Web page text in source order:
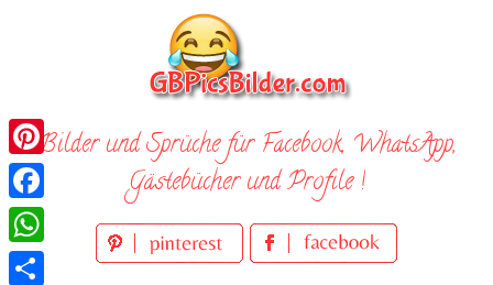
Bilder und Sprüche für Facebook, WhatsApp,
Gästebücher und Profile !
Pinterest
Facebook
WhatsApp